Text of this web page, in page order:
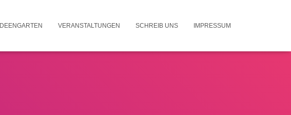
IDEENGARTEN VERANSTALTUNGEN SCHREIB UNS IMPRESSUM